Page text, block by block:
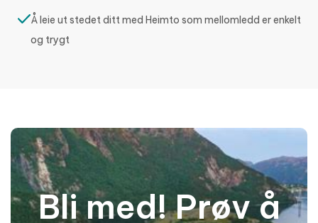
Å leie ut stedet ditt med Heimto som mellomledd er enkelt
og trygt
Bli med! Prøv å